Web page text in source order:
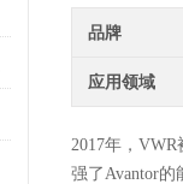
品牌
应用领域
2017年，
强了Avantor